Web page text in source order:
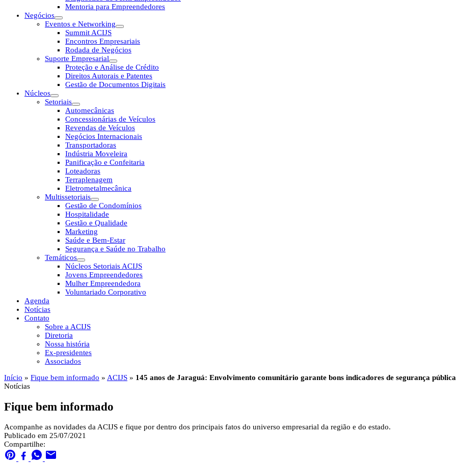
Mentoria para Empreendedores
Negócios
Eventos e Networking
Summit ACIJS
Encontros Empresariais
Rodada de Negócios
Suporte Empresarial
Proteção e Análise de Crédito
Direitos Autorais e Patentes
Gestão de Documentos Digitais
Núcleos
Setoriais
Automecânicas
Concessionárias de Veículos
Revendas de Veículos
Negócios Internacionais
Transportadoras
Indústria Moveleira
Panificação e Confeitaria
Loteadoras
Terraplenagem
Eletrometalmecânica
Multissetoriais
Gestão de Condomínios
Hospitalidade
Gestão e Qualidade
Marketing
Saúde e Bem-Estar
Segurança e Saúde no Trabalho
Temáticos
Núcleos Setoriais ACIJS
Jovens Empreendedores
Mulher Empreendedora
Voluntariado Corporativo
Agenda
Notícias
Contato
Sobre a ACIJS
Diretoria
Nossa história
Ex-presidentes
Associados
Início » Fique bem informado » ACIJS » 145 anos de Jaraguá: Envolvimento comunitário garante bons indicadores de segurança pública
Notícias
Fique bem informado
Acompanhe as novidades da ACIJS e fique por dentro dos principais fatos do universo empresarial da região e do estado.
Publicado em 25/07/2021
Compartilhe: